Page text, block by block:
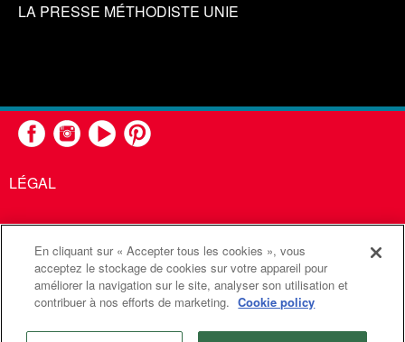
LA PRESSE MÉTHODISTE UNIE
LÉGAL
United Methodist Communications est une agence de l'Église
Méthodiste Unie
Communications Méthodistes Unies. Tous droits
réservés
En cliquant sur « Accepter tous les cookies », vous
acceptez le stockage de cookies sur votre appareil pour
améliorer la navigation sur le site, analyser son utilisation et
contribuer à nos efforts de marketing. Cookie policy